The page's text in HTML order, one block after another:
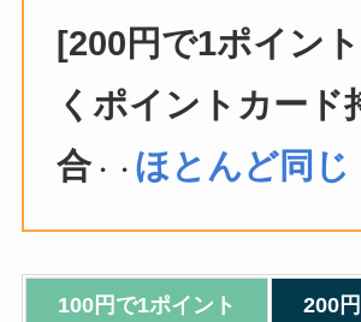
[200円で1ポイン
くポイントカード
合・・ ほとんど同じ
100円で1ポイント 200